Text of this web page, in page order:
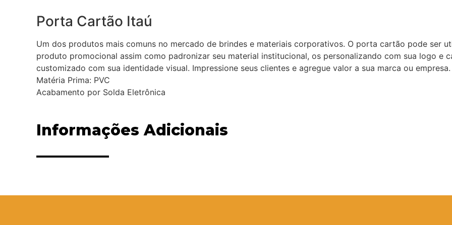
Porta Cartão Itaú
Um dos produtos mais comuns no mercado de brindes e materiais corporativos. O porta cartão pode ser
produto promocional assim como padronizar seu material institucional, os personalizando com sua logo e
customizado com sua identidade visual. Impressione seus clientes e agregue valor a sua marca ou empresa.
Matéria Prima: PVC
Acabamento por Solda Eletrônica
Informações Adicionais